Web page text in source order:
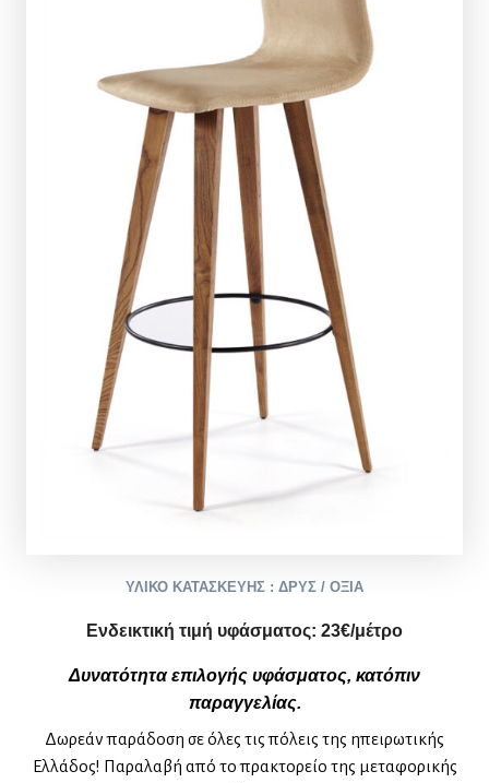
ΥΛΙΚΟ ΚΑΤΑΣΚΕΥΗΣ : ΔΡΥΣ / ΟΞΙΑ
Ενδεικτική τιμή υφάσματος: 23€/μέτρο
Δυνατότητα επιλογής υφάσματος, κατόπιν
παραγγελίας.
Δωρεάν παράδοση σε όλες τις πόλεις της ηπειρωτικής
Ελλάδος! Παραλαβή από το πρακτορείο της μεταφορικής